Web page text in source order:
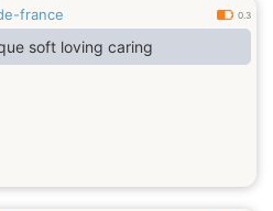
france 0.3
Unique soft loving caring